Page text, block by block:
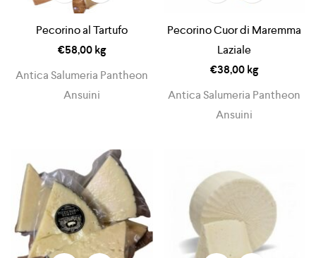
Pecorino al Tartufo
€58,00kg
Antica Salumeria Pantheon
Ansuini
Pecorino Cuor di Maremma
Laziale
€38,00kg
Antica Salumeria Pantheon
Ansuini